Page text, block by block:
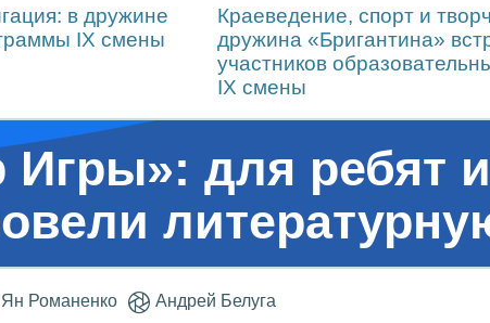
в дружине
IX смены
Краеведение, спорт и
дружина «Бригантина»
участников
IX смены
Игры»: для ребят
Ян Романенко Андрей Белуга